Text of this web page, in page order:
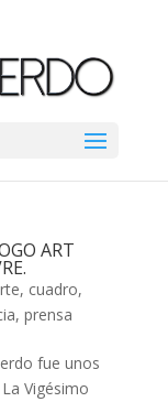
ART
, cuadro,
, prensa
fue unos
Vigésimo